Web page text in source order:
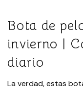
Bota de
invierno |
diario
La verdad, estas